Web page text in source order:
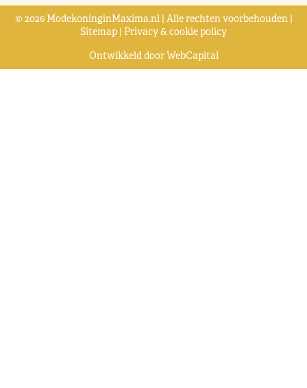
© 2026 ModekoninginMaxima.nl | Alle rechten voorbehouden |
Sitemap | Privacy & cookie policy
Ontwikkeld doorWebCapital